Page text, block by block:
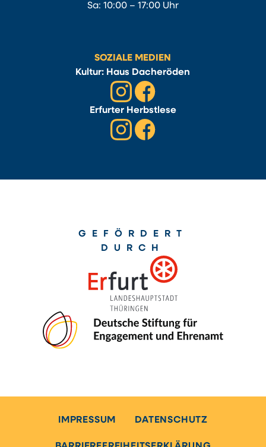
Sa: 10:00 – 17:00 Uhr
SOZIALE MEDIEN
Kultur: Haus Dacheröden
Erfurter Herbstlese
GEFÖRDERT
DURCH
IMPRESSUM DATENSCHUTZ